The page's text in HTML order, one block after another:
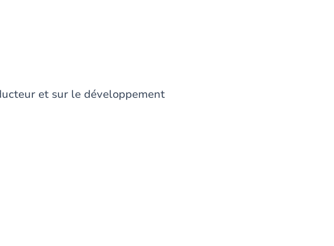
et sur le développement